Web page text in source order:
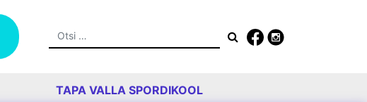
Otsing
TAPA VALLA SPORDIKOOL